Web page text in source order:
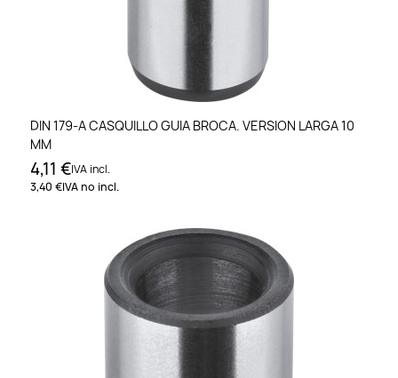
DIN 179-A CASQUILLO GUIA BROCA. VERSION LARGA 10
MM
4,11 €IVA incl.
3,40 €IVA no incl.